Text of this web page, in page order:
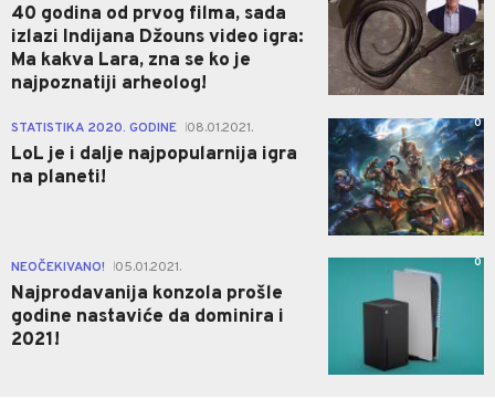
40 godina od prvog filma, sada
izlazi Indijana Džouns video igra:
Ma kakva Lara, zna se ko je
najpoznatiji arheolog!
STATISTIKA 2020. GODINE 08.01.2021.
LoL je i dalje najpopularnija igra
na planeti!
0
NEOČEKIVANO! 05.01.2021.
Najprodavanija konzola prošle
godine nastaviće da dominira i
2021!
0